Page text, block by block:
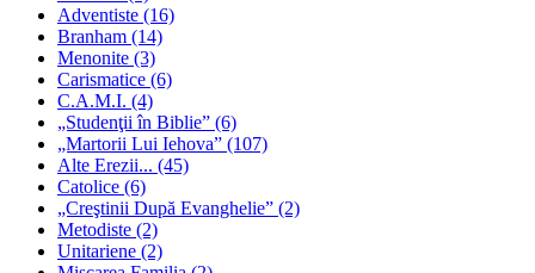
Adventiste (16)
Branham (14)
Menonite (3)
Carismatice (6)
C.A.M.I. (4)
„Studenţii în Biblie” (6)
„Martorii Lui Iehova” (107)
Alte Erezii... (45)
Catolice (6)
„Creştinii După Evanghelie” (2)
Metodiste (2)
Unitariene (2)